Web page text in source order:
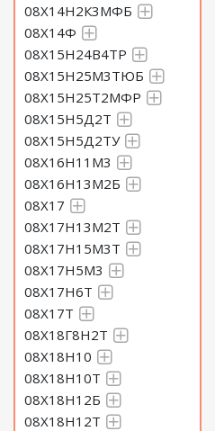
08Х14Н2К3МФБ
08Х14Ф
08Х15Н24В4ТР
08Х15Н25М3ТЮБ
08Х15Н25Т2МФР
08Х15Н5Д2Т
08Х15Н5Д2ТУ
08Х16Н11М3
08Х16Н13М2Б
08Х17
08Х17Н13М2Т
08Х17Н15М3Т
08Х17Н5М3
08Х17Н6Т
08Х17Т
08Х18Г8Н2Т
08Х18Н10
08Х18Н10Т
08Х18Н12Б
08Х18Н12Т